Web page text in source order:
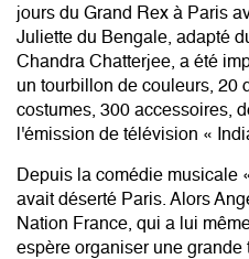
jours du Grand Rex à Paris
Juliette du Bengale, adapté
Chandra Chatterjee, a été
un tourbillon de couleurs, 20
costumes, 300 accessoires,
l'émission de télévision «
Depuis la comédie musicale
avait déserté Paris. Alors
Nation France, qui a lui
espère organiser une